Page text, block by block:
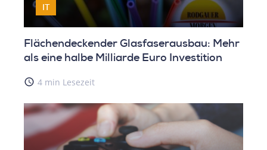
IT
Flächendeckender Glasfaserausbau: Mehr
als eine halbe Milliarde Euro Investition
access_time 4 min Lesezeit